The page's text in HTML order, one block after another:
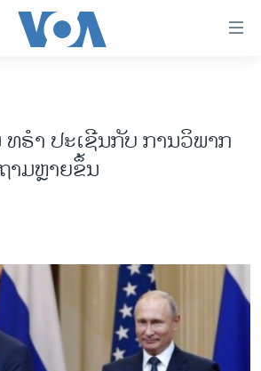
ບໍດີ ສະຫະລັດ 2024
ຂ່າວ
ຣຳ ປະເຊີນກັບ ການວິພາກ
າມຫຼາຍຂຶ້ນ